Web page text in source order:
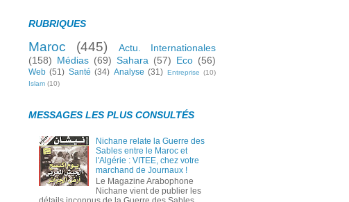
RUBRIQUES
Maroc (445)
Actu. Internationales
(158) Médias (69) Sahara (57) Eco (56)
Web (51) Santé (34) Analyse (31) Entreprise (10)
Islam (10)
MESSAGES LES PLUS CONSULTÉS
Nichane relate la Guerre des
Sables entre le Maroc et
l'Algérie : VITEE, chez votre
marchand de Journaux !
Le Magazine Arabophone
Nichane vient de publier les